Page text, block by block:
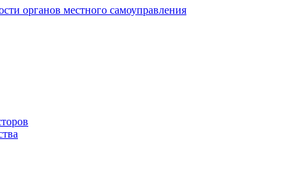
органов местного самоуправления